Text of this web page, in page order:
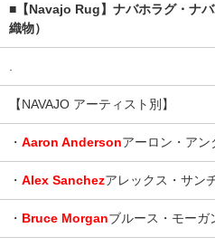
■【Navajo Rug】ナバホラグ・ナ
織物）
【NAVAJO アーティスト別】
・ Aaron Andersonアーロン・アン
・ Alex Sanchezアレックス・サン
・ Bruce Morganブルース・モーガ